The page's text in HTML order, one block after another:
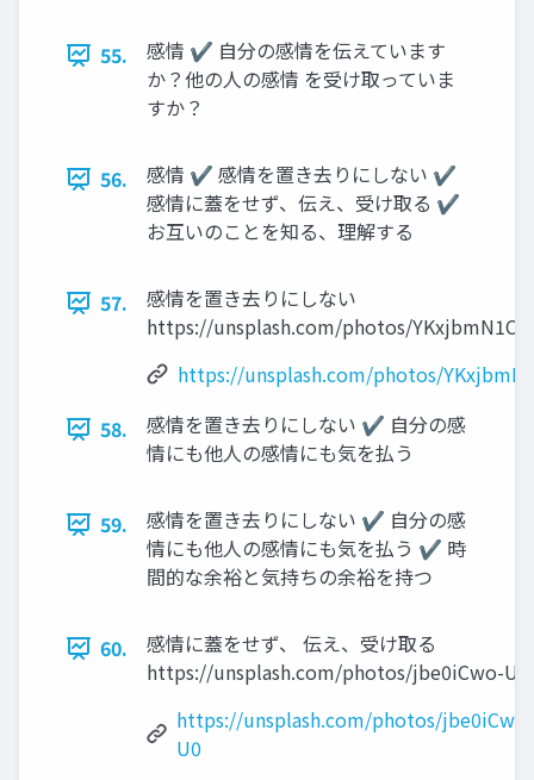
55.
感情 ✔ 自分の感情を伝えています
か？他の人の感情 を受け取っていま
すか？
56.
感情 ✔ 感情を置き去りにしない ✔
感情に蓋をせず、伝え、受け取る ✔
お互いのことを知る、理解する
57.
感情を置き去りにしない
https://unsplash.com/photos/
https://unsplash.com/photos/
58.
感情を置き去りにしない ✔ 自分の感
情にも他人の感情にも気を払う
59.
感情を置き去りにしない ✔ 自分の感
情にも他人の感情にも気を払う ✔ 時
間的な余裕と気持ちの余裕を持つ
60.
感情に蓋をせず、 伝え、受け取る
https://unsplash.com/photos/jbe0iCwo-U0
https://unsplash.com/photos/jbe0iCwo-
U0